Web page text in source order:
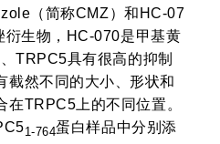
（简称CMZ）和HC-07
衍生物，HC-070是甲基黄
TRPC5具有很高的抑制
截然不同的大小、形状和
在TRPC5上的不同位置。
1-764蛋白样品中分别添